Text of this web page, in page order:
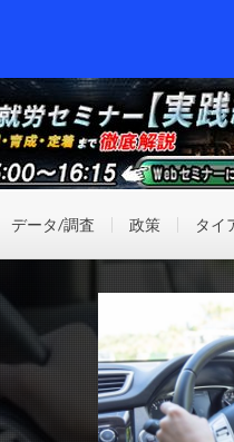
データ/調査 政策 タイ